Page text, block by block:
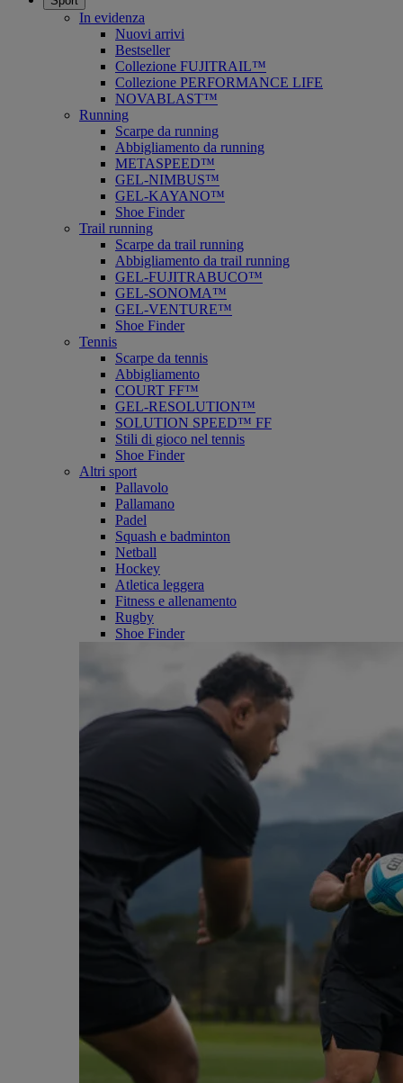
In evidenza
Nuovi arrivi
Bestseller
Collezione FUJITRAIL™
Collezione PERFORMANCE LIFE
NOVABLAST™
Running
Scarpe da running
Abbigliamento da running
METASPEED™
GEL-NIMBUS™
GEL-KAYANO™
Shoe Finder
Trail running
Scarpe da trail running
Abbigliamento da trail running
GEL-FUJITRABUCO™
GEL-SONOMA™
GEL-VENTURE™
Shoe Finder
Tennis
Scarpe da tennis
Abbigliamento
COURT FF™
GEL-RESOLUTION™
SOLUTION SPEED™ FF
Stili di gioco nel tennis
Shoe Finder
Altri sport
Pallavolo
Pallamano
Padel
Squash e badminton
Netball
Hockey
Atletica leggera
Fitness e allenamento
Rugby
Shoe Finder